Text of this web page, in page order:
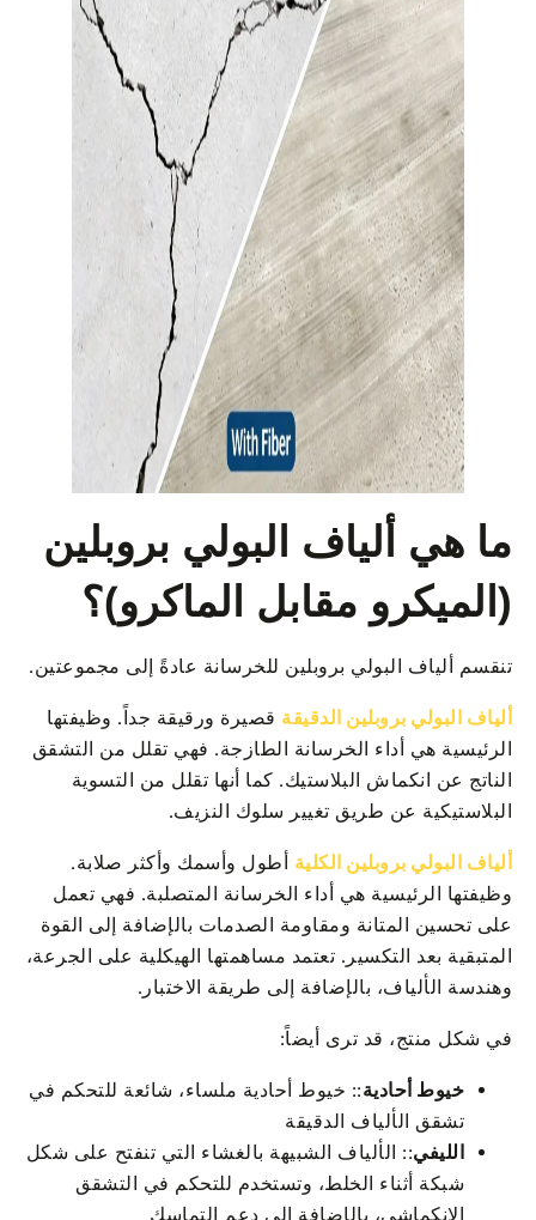
ما هي ألياف البولي بروبلين
(الميكرو مقابل الماكرو)؟
تنقسم ألياف البولي بروبلين للخرسانة عادةً إلى مجموعتين.
ألياف البولي بروبلين الدقيقة قصيرة ورقيقة جداً. وظيفتها
الرئيسية هي أداء الخرسانة الطازجة. فهي تقلل من التشقق
الناتج عن انكماش البلاستيك. كما أنها تقلل من التسوية
البلاستيكية عن طريق تغيير سلوك النزيف.
ألياف البولي بروبلين الكلية أطول وأسمك وأكثر صلابة.
وظيفتها الرئيسية هي أداء الخرسانة المتصلبة. فهي تعمل
على تحسين المتانة ومقاومة الصدمات بالإضافة إلى القوة
المتبقية بعد التكسير. تعتمد مساهمتها الهيكلية على الجرعة،
وهندسة الألياف، بالإضافة إلى طريقة الاختبار.
في شكل منتج، قد ترى أيضاً:
خيوط أحادية:: خيوط أحادية ملساء، شائعة للتحكم في
تشقق الألياف الدقيقة
الليفي:: الألياف الشبيهة بالغشاء التي تنفتح على شكل
شبكة أثناء الخلط، وتستخدم للتحكم في التشقق
الانكماشي، بالإضافة إلى دعم التماسك